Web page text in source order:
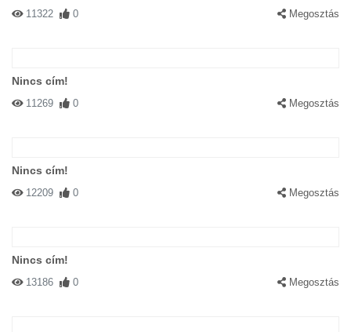
11322 0 Megosztás
Nincs cím!
11269 0 Megosztás
Nincs cím!
12209 0 Megosztás
Nincs cím!
13186 0 Megosztás